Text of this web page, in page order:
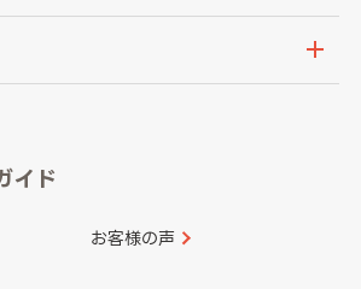
愛媛県
宮崎県
イド
お客様の声